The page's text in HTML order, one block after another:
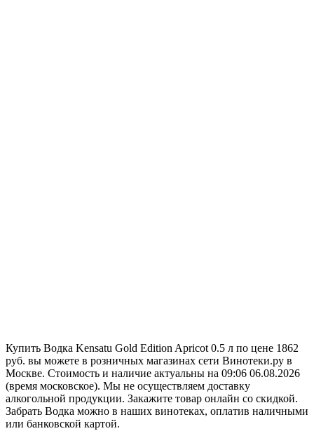
Купить Водка Kensatu Gold Edition Apricot 0.5 л по цене 1862
руб. вы можете в розничных магазинах сети Винотеки.ру в
Москве. Стоимость и наличие актуальны на 09:06 06.08.2026
(время московское). Мы не осуществляем доставку
алкогольной продукции. Закажите товар онлайн со скидкой.
Забрать Водка можно в наших винотеках, оплатив наличными
или банковской картой.